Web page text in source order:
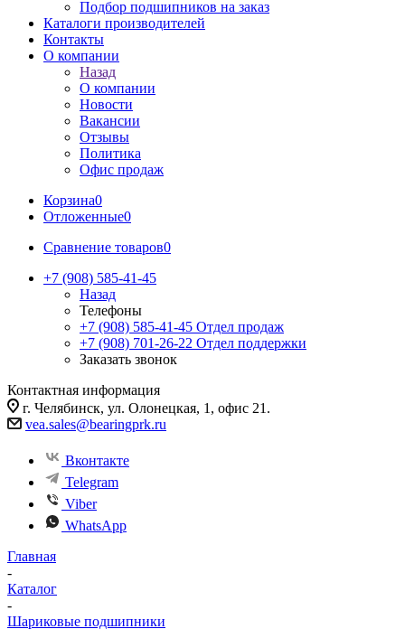
Подбор подшипников на заказ
Каталоги производителей
Контакты
О компании
Назад
О компании
Новости
Вакансии
Отзывы
Политика
Офис продаж
Корзина0
Отложенные0
Сравнение товаров0
+7 (908) 585-41-45
Назад
Телефоны
+7 (908) 585-41-45 Отдел продаж
+7 (908) 701-26-22 Отдел поддержки
Заказать звонок
Контактная информация
г. Челябинск, ул. Олонецкая, 1, офис 21.
vea.sales@bearingprk.ru
Вконтакте
Telegram
Viber
WhatsApp
Главная
-
Каталог
-
Шариковые подшипники